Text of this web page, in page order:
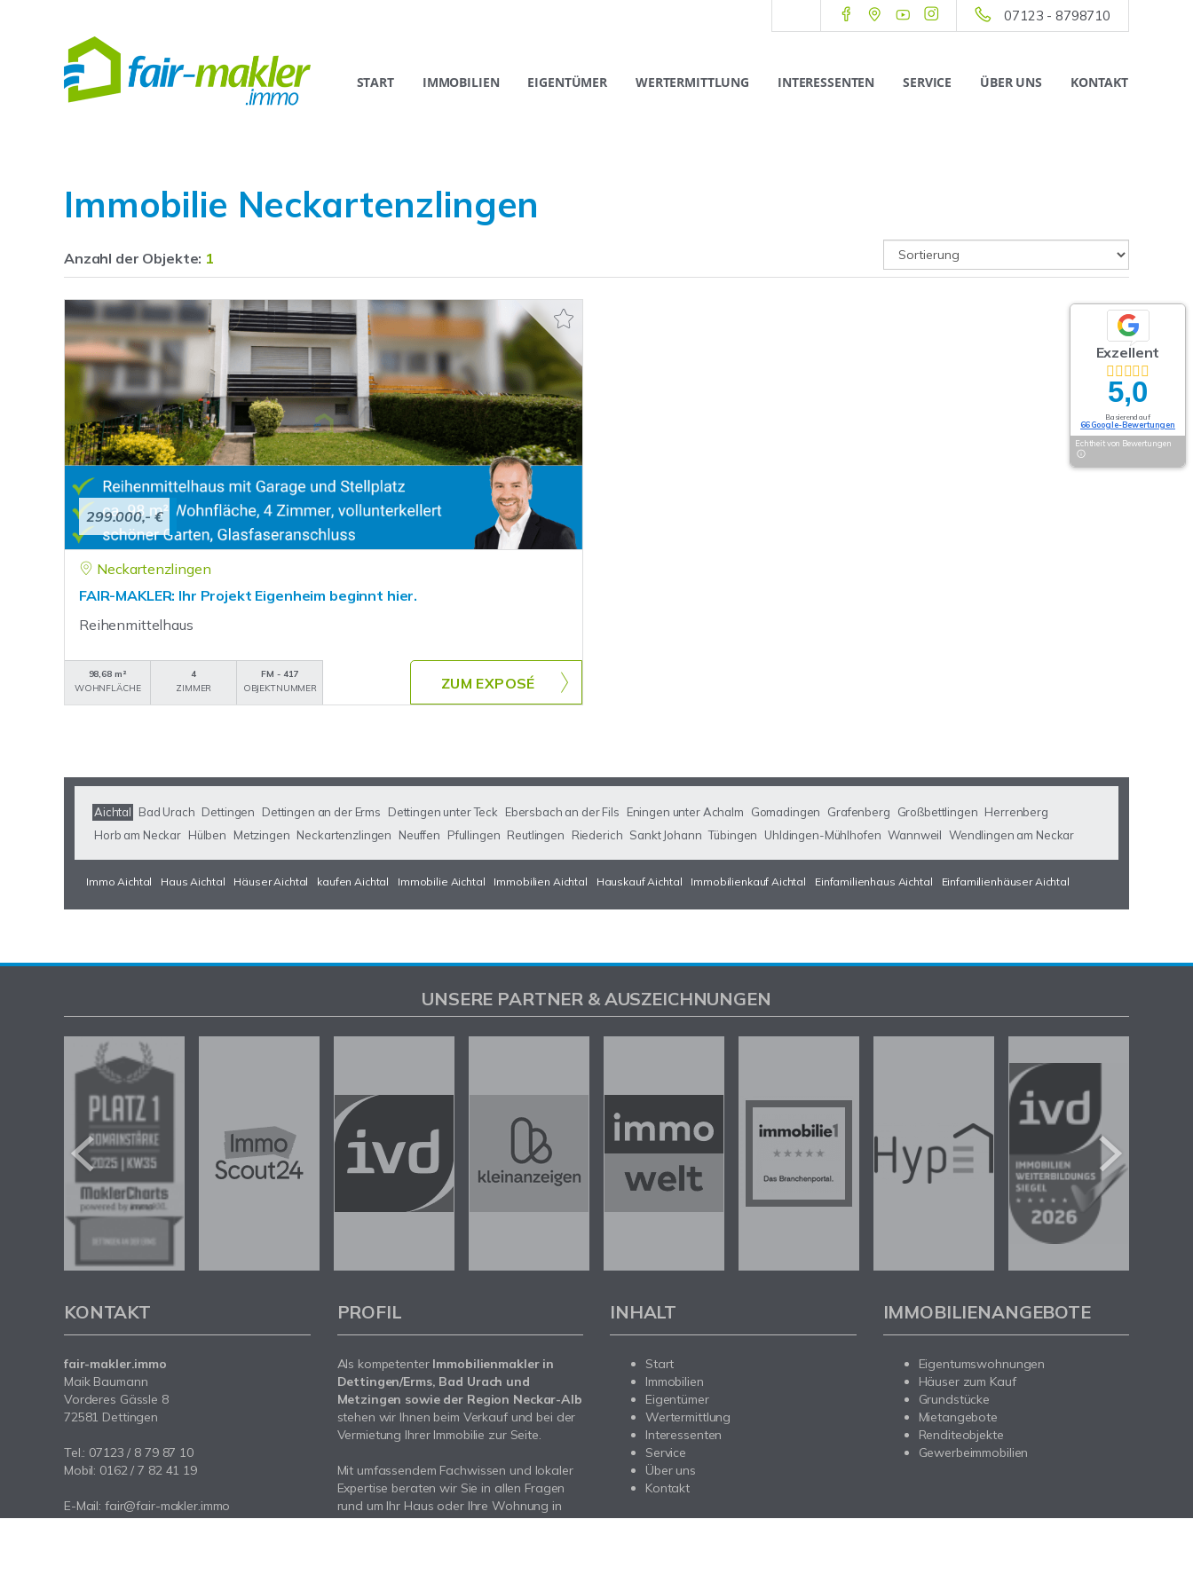
07123 - 8798710
START IMMOBILIEN EIGENTÜMER WERTERMITTLUNG INTERESSENTEN SERVICE ÜBER UNS KONTAKT
Immobilie Neckartenzlingen
Anzahl der Objekte: 1
299.000,- €
Neckartenzlingen
FAIR-MAKLER: Ihr Projekt Eigenheim beginnt hier.
Reihenmittelhaus
98,68 m²
WOHNFLÄCHE
4
ZIMMER
FM - 417
OBJEKTNUMMER
ZUM EXPOSÉ
Aichtal Bad Urach Dettingen Dettingen an der Erms Dettingen unter Teck Ebersbach an der Fils Eningen unter Achalm Gomadingen Grafenberg Großbettlingen Herrenberg
Horb am Neckar Hülben Metzingen Neckartenzlingen Neuffen Pfullingen Reutlingen Riederich Sankt Johann Tübingen Uhldingen-Mühlhofen Wannweil Wendlingen am Neckar
Immo Aichtal Haus Aichtal Häuser Aichtal kaufen Aichtal Immobilie Aichtal Immobilien Aichtal Hauskauf Aichtal Immobilienkauf Aichtal Einfamilienhaus Aichtal Einfamilienhäuser Aichtal
Exzellent
5,0
Basierend auf
66 Google-Bewertungen
Echtheit von Bewertungen
UNSERE PARTNER & AUSZEICHNUNGEN
KONTAKT
fair-makler.immo
Maik Baumann
Vorderes Gässle 8
72581 Dettingen
Tel.: 07123 / 8 79 87 10
Mobil: 0162 / 7 82 41 19
E-Mail: fair@fair-makler.immo
Internet: www.fair-makler.immo
PROFIL
Als kompetenter Immobilienmakler in
Dettingen/Erms, Bad Urach und
Metzingen sowie der Region Neckar-Alb
stehen wir Ihnen beim Verkauf und bei der
Vermietung Ihrer Immobilie zur Seite.
Mit umfassendem Fachwissen und lokaler
Expertise beraten wir Sie in allen Fragen
rund um Ihr Haus oder Ihre Wohnung in
Dettingen/Erms, Bad Urach und Metzingen
INHALT
Start
Immobilien
Eigentümer
Wertermittlung
Interessenten
Service
Über uns
Kontakt
IMMOBILIENANGEBOTE
Eigentumswohnungen
Häuser zum Kauf
Grundstücke
Mietangebote
Renditeobjekte
Gewerbeimmobilien